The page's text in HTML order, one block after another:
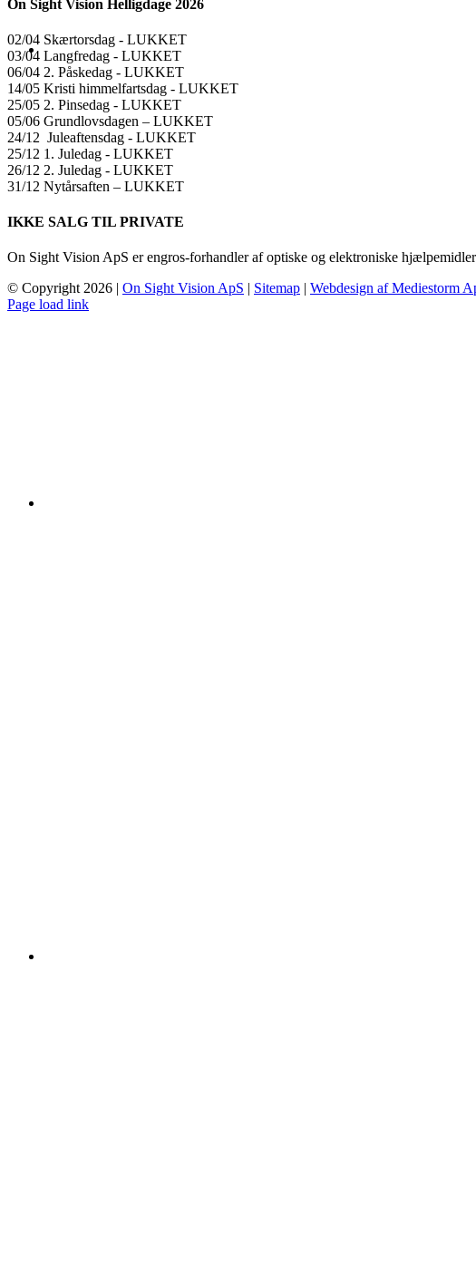
On Sight Vision Helligdage 2026
02/04 Skærtorsdag ​​- LUKKET
03/04 Langfredag ​​- LUKKET
06/04 2. Påskedag ​​- LUKKET
14/05 Kristi himmelfartsdag ​​- LUKKET
25/05 2. Pinsedag ​​- LUKKET
05/06 Grundlovsdagen – LUKKET
24/12 Juleaftensdag ​​- LUKKET
25/12 1. Juledag ​​- LUKKET
26/12 2. Juledag ​​- LUKKET
31/12 Nytårsaften – LUKKET
IKKE SALG TIL PRIVATE
On Sight Vision ApS er engros-forhandler af optiske og elektroniske
© Copyright 2026 | On Sight Vision ApS | Sitemap | Webdesign af Mediestorm
Page load link